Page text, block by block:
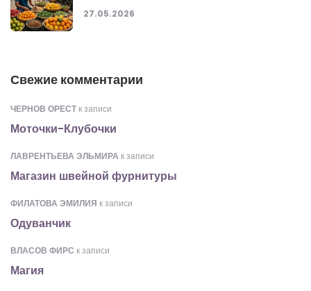
27.05.2026
Свежие комментарии
ЧЕРНОВ ОРЕСТ к записи
Моточки-Клубочки
ЛАВРЕНТЬЕВА ЭЛЬМИРА к записи
Магазин швейной фурнитуры
ФИЛАТОВА ЭМИЛИЯ к записи
Одуванчик
ВЛАСОВ ФИРС к записи
Магия